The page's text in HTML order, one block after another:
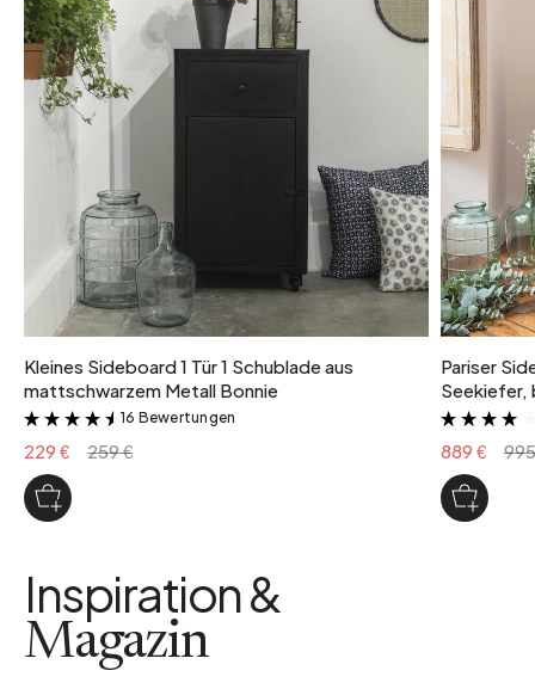
Kleines Sideboard 1 Tür 1 Schublade aus
mattschwarzem Metall Bonnie
&
16 Bewertungen
229 € 259 €
Pariser
Seekiefer,
889 €
Inspiration &
Magazin